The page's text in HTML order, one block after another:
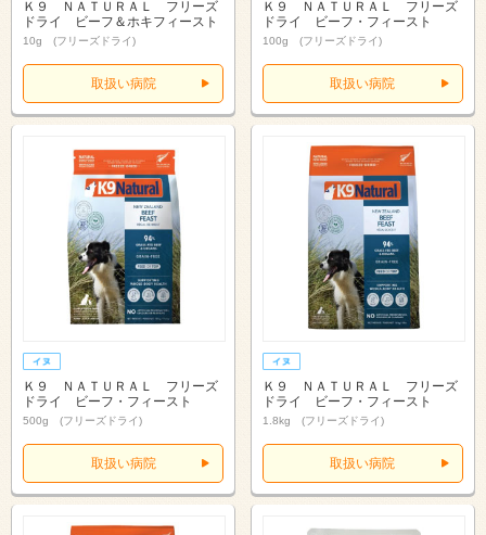
Ｋ９ ＮＡＴＵＲＡＬ フリーズ
ドライ ビーフ＆ホキフィースト
10g (フリーズドライ)
取扱い病院
Ｋ９ ＮＡＴＵＲＡＬ フリーズ
ドライ ビーフ・フィースト
100g (フリーズドライ)
取扱い病院
Ｋ９ ＮＡＴＵＲＡＬ フリーズ
ドライ ビーフ・フィースト
500g (フリーズドライ)
取扱い病院
Ｋ９ ＮＡＴＵＲＡＬ フリーズ
ドライ ビーフ・フィースト
1.8kg (フリーズドライ)
取扱い病院